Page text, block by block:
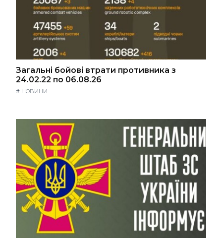
Загальні бойові втрати противника з
24.02.22 по 06.08.26
# НОВИНИ